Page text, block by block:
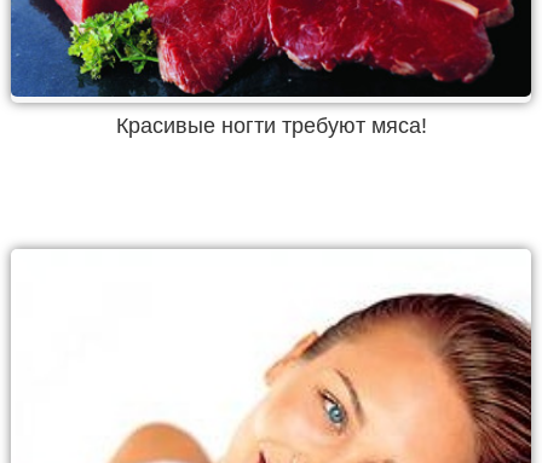
Красивые ногти требуют мяса!